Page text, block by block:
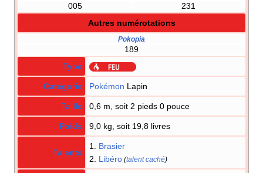
005
231
Autres numérotations
Pokopia
189
Type
Catégorie Pokémon Lapin
Taille 0,6 m, soit 2 pieds 0 pouce
Poids 9,0 kg, soit 19,8 livres
Talents
1. Brasier
2. Libéro (talent caché)